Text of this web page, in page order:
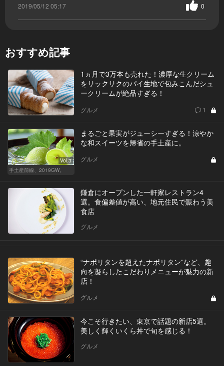
2019/05/12 05:17 0
おすすめ記事
1ヵ月で3万本も売れた！濃厚な生クリーム
をサックサクのパイ生地で包みこんだシュ
ークリームが絶品すぎる！
グルメ 1
Vol.3
手土産前線、2019GW。
まるごと果実がジューシーすぎる！涼やか
な和スイーツを帰省の手土産に。
グルメ
鎌倉にオープンした一軒家レストラン4
選。食偏差値が高い、地元住民で賑わう美
食店
グルメ
“ナポリタンを超えたナポリタン”など、趣
向を凝らしたこだわりメニューが魅力の新
店！
グルメ
今こそ行きたい、東京で話題の新店5選。
美しく輝くいくら丼で旬を感じる！
グルメ